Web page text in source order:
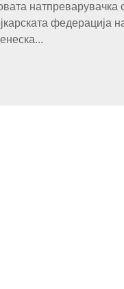
натпреварувачка
федерација